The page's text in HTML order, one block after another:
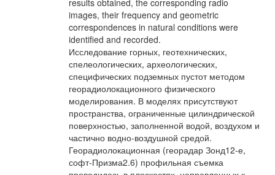
results obtained, the corresponding radio
images, their frequency and geometric
correspondences in natural conditions were
identified and recorded.
Исследование горных, геотехнических,
спелеологических, археологических,
специфических подземных пустот методом
георадиолокационного физического
моделирования. В моделях присутствуют
пространства, ограниченные цилиндрической
поверхностью, заполненной водой, воздухом и
частично водно-воздушной средой.
Георадиолокационная (георадар Зонд12-е,
софт-Призма2.6) профильная съемка